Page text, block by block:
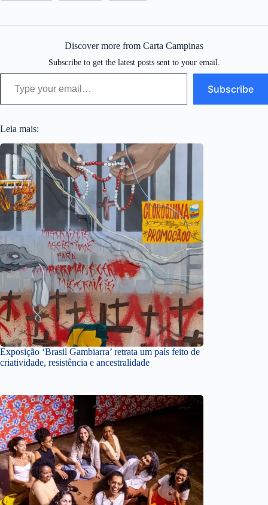
Discover more from Carta Campinas
Subscribe to get the latest posts sent to your email.
Type your email…
Subscribe
Leia mais:
Exposição ‘Brasil Gambiarra’ retrata um país feito de
criatividade, resistência e ancestralidade